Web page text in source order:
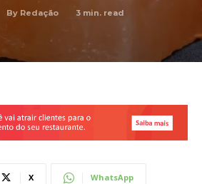
By Redação 3 min. read
X WhatsApp